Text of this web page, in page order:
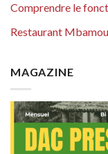
Comprendre le
Restaurant
MAGAZINE